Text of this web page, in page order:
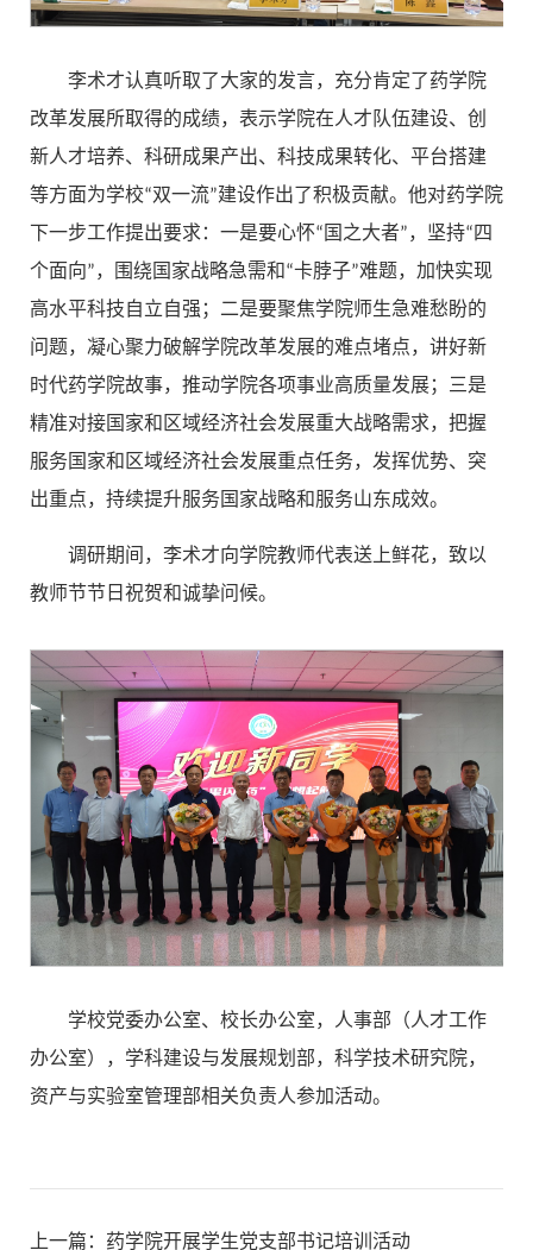
李术才认真听取了大家的发言，充分肯定了药学院
改革发展所取得的成绩，表示学院在人才队伍建设、创
新人才培养、科研成果产出、科技成果转化、平台搭建
等方面为学校“双一流”建设作出了积极贡献。他对药学院
下一步工作提出要求：一是要心怀“国之大者”，坚持“四
个面向”，围绕国家战略急需和“卡脖子”难题，加快实现
高水平科技自立自强；二是要聚焦学院师生急难愁盼的
问题，凝心聚力破解学院改革发展的难点堵点，讲好新
时代药学院故事，推动学院各项事业高质量发展；三是
精准对接国家和区域经济社会发展重大战略需求，把握
服务国家和区域经济社会发展重点任务，发挥优势、突
出重点，持续提升服务国家战略和服务山东成效。
调研期间，李术才向学院教师代表送上鲜花，致以
教师节节日祝贺和诚挚问候。
学校党委办公室、校长办公室，人事部（人才工作
办公室），学科建设与发展规划部，科学技术研究院，
资产与实验室管理部相关负责人参加活动。
上一篇： 药学院开展学生党支部书记培训活动